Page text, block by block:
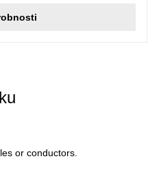
or conductors.